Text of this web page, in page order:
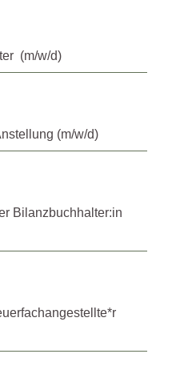
(m/w/d)
(m/w/d)
Bilanzbuchhalter:in